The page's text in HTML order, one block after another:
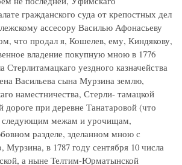
гражданского суда от крепостных дел
ассесору Василью Афонасьеву
что продал я, Кошелев, ему, Киндякову,
владение покупную мною в 1776
Стерлитамацкаго уездного казначейства
Васильева сына Мурзина землю,
наместничества, Стерли- тамацкой
дороге при деревне Танатаровой (что
следующим межам и урочищам,
разделе, зделанном мною с
Мурзина, в 1787 году сентября 10 числа
а ныне Телтим-Юрматынской